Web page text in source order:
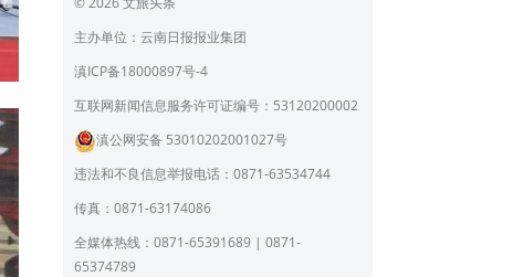
广东省文化和旅游厅
育厅
陕西省文化和旅游厅 甘肃省文化和旅游厅
青海省文化和旅游厅
宁夏回族自治区文化和旅
北京市文旅局
上海市文化和旅游局
员会
主办单位：云南日报报业集团
滇ICP备18000897号-4
互联网新闻信息服务许可证编号：53120200002
滇公网安备 53010202001027号
违法和不良信息举报电话：0871-63534744
传真：0871-63174086
全媒体热线：0871-65391689 | 0871-
65374789